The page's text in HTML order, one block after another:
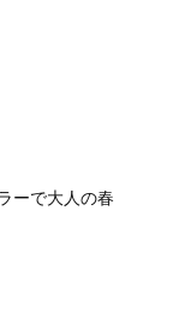
ーで大人の春